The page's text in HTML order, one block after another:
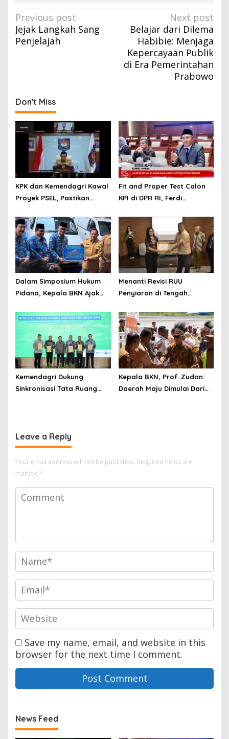
Post
navigation
Previous post
Jejak Langkah Sang
Penjelajah
Next post
Belajar dari Dilema
Habibie: Menjaga
Kepercayaan Publik
di Era Pemerintahan
Prabowo
Don't Miss
KPK dan Kemendagri Kawal
Proyek PSEL, Pastikan
Gunakan Teknologi Ramah
Lingkungan
Fit and Proper Test Calon
KPI di DPR RI, Ferdi
Gagasan Transformasi
Menuju Ekosistem
Penyiaran yang Adaptif
Dalam Simposium Hukum
Pidana, Kepala BKN Ajak
Pencegahan Tindak Pidana
di Birokrasi
Menanti Revisi RUU
Penyiaran di Tengah
Akademisi: Jangan Terus
Jadi “Messi dan Ronaldo”
Legislasi
Kemendagri Dukung
Sinkronisasi Tata Ruang
Kepala BKN, Prof. Zudan:
Daerah Maju Dimulai Dari
Leave a Reply
Your email address will not be published. Required fields are
marked *
Save my name, email, and website in this
browser for the next time I comment.
News Feed